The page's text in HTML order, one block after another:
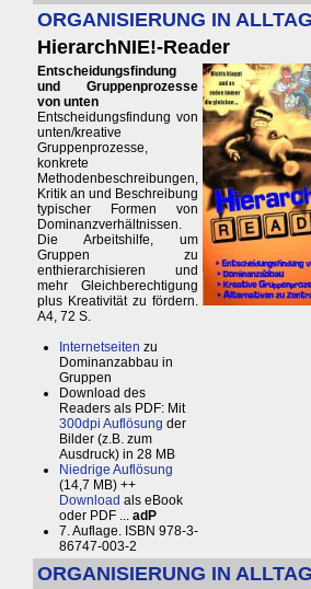
ORGANISIERUNG IN
HierarchNIE!-Reader
Entscheidungsfindung
und Gruppenprozesse
von unten
Entscheidungsfindung von
unten/kreative
Gruppenprozesse,
konkrete
Methodenbeschreibungen,
Kritik an und Beschreibung
typischer Formen von
Dominanzverhältnissen.
Die Arbeitshilfe, um
Gruppen zu
enthierarchisieren und
mehr Gleichberechtigung
plus Kreativität zu fördern.
A4, 72 S.
Internetseiten zu
Dominanzabbau in
Gruppen
Download des
Readers als PDF: Mit
300dpi Auflösung der
Bilder (z.B. zum
Ausdruck) in 28 MB
Niedrige Auflösung
(14,7 MB) ++
Download als eBook
oder PDF ... adP
7. Auflage. ISBN 978-3-
86747-003-2
ORGANISIERUNG IN